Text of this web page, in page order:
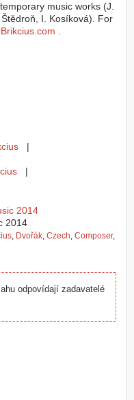
music works (J.
I. Kosíková). For
|
|
2014
, Dvořák, Czech, Composer,
odpovídají zadavatelé